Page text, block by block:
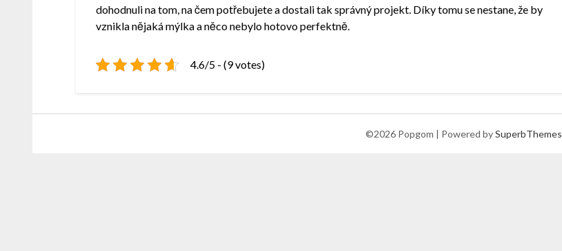
dohodnuli na tom, na čem potřebujete a dostali tak správný projekt. Díky tomu se nestane, že by
vznikla nějaká mýlka a něco nebylo hotovo perfektně.
4.6/5 - (9 votes)
©2026 Popgom | Powered bySuperbThemes